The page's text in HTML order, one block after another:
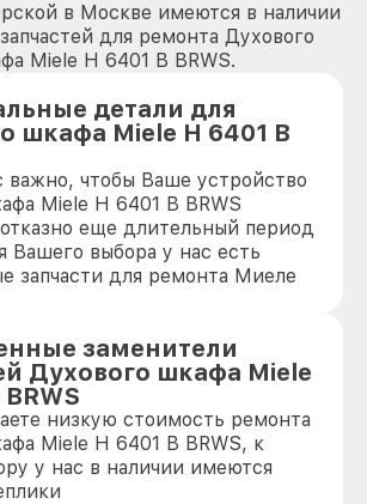
в Москве имеются в наличии
для ремонта Духового
Miele H 6401 B BRWS.
детали для
шкафа Miele H 6401 B
важно, чтобы Ваше устройство
Miele H 6401 B BRWS
еще длительный период
Вашего выбора у нас есть
запчасти для ремонта Миеле
заменители
Духового шкафа Miele
низкую стоимость ремонта
Miele H 6401 B BRWS, к
у нас в наличии имеются